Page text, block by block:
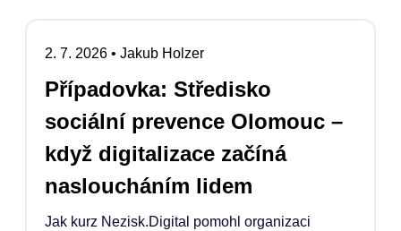
2. 7. 2026 • Jakub Holzer
Případovka: Středisko
sociální prevence Olomouc –
když digitalizace začíná
nasloucháním lidem
Jak kurz Nezisk.Digital pomohl organizaci